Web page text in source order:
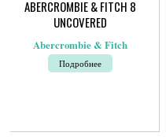
ABERCROMBIE & FITCH 8
UNCOVERED
Abercrombie & Fitch
Подробнее